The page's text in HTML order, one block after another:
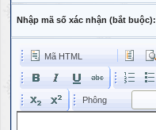
Nhập mã số xác nhận (bắt buộc):
Mã HTML
Phông Phông